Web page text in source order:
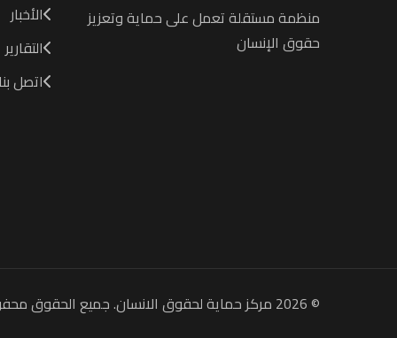
منظمة مستقلة تعمل على حماية وتعزيز
حقوق الإنسان
الأخبار
التقارير
اتصل
© 2026 مركز حماية لحقوق الانسان. جميع الحقوق محفوظة.